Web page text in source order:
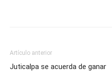
Artículo anterior
Juticalpa se acuerda de ganar